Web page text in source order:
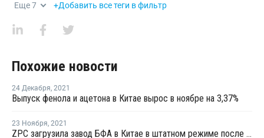
Еще7 +Добавить все теги в фильтр
Похожие новости
24 Декабря, 2021
Выпуск фенола и ацетона в Китае вырос в ноябре на 3,37%
23 Ноября, 2021
ZPC загрузила завод БФА в Китае в штатном режиме после перезапуска